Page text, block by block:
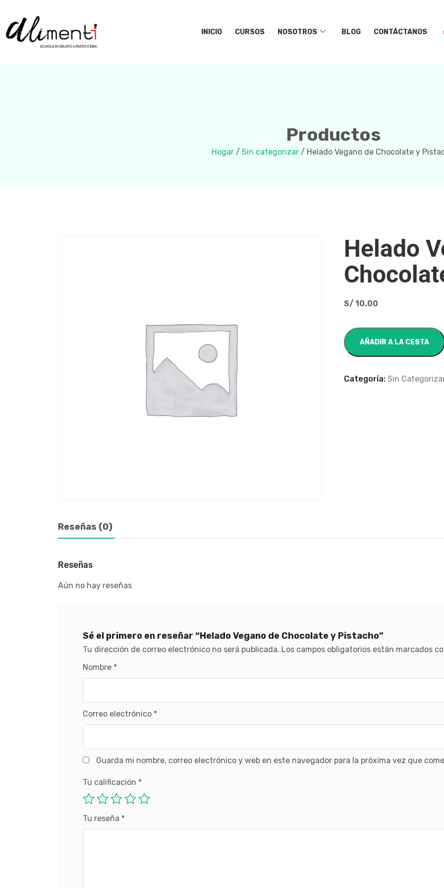
INICIO CURSOS NOSOTROS BLOG CONTÁCTANOS
Productos
Hogar/ Sin categorizar/ Helado Vegano de Chocolate y
Helado
S/ 10.00
AÑADIR A LA CESTA
Categoría:Sin
Reseñas (0)
Reseñas
Aún no hay reseñas
Sé el primero en reseñar “Helado Vegano de Chocolate y Pistacho”
Tu dirección de correo electrónico no será publicada. Los campos obligatorios están marcados
Nombre *
Correo electrónico *
Guarda mi nombre, correo electrónico y web en este navegador para la próxima vez que
Tu calificación *
Tu reseña *